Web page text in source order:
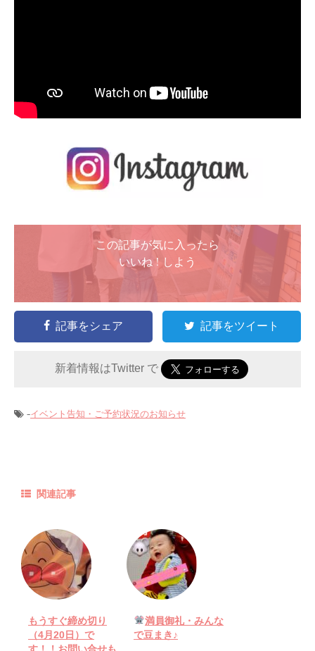
この記事が気に入ったら
いいね ! しよう
記事をシェア 記事をツイート
新着情報はTwitter で
-イベント告知・ご予約状況のお知らせ
関連記事
もうすぐ締め切り
（4月20日）で
す！！お問い合せも
満員御礼・みんな
で豆まき♪